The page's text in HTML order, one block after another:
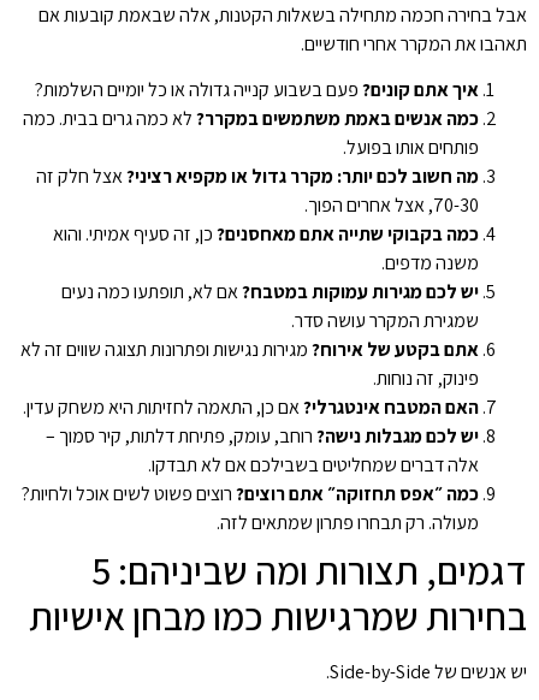
אבל בחירה חכמה מתחילה בשאלות הקטנות, אלה שבאמת קובעות אם
תאהבו את המקרר אחרי חודשיים.
איך אתם קונים?פעם בשבוע קנייה גדולה או כל יומיים השלמות?
כמה אנשים באמת משתמשים במקרר?לא כמה גרים בבית. כמה
פותחים אותו בפועל.
מה חשוב לכם יותר: מקרר גדול או מקפיא רציני?אצל חלק זה
70-30, אצל אחרים הפוך.
כמה בקבוקי שתייה אתם מאחסנים?כן, זה סעיף אמיתי. והוא
משנה מדפים.
יש לכם מגירות עמוקות במטבח?אם לא, תופתעו כמה נעים
שמגירת המקרר עושה סדר.
אתם בקטע של אירוח?מגירות נגישות ופתרונות תצוגה שווים זה לא
פינוק, זה נוחות.
האם המטבח אינטגרלי?אם כן, התאמה לחזיתות היא משחק עדין.
יש לכם מגבלות נישה?רוחב, עומק, פתיחת דלתות, קיר סמוך –
אלה דברים שמחליטים בשבילכם אם לא תבדקו.
כמה ״אפס תחזוקה״ אתם רוצים?רוצים פשוט לשים אוכל ולחיות?
מעולה. רק תבחרו פתרון שמתאים לזה.
דגמים, תצורות ומה שביניהם: 5
בחירות שמרגישות כמו מבחן אישיות
יש אנשים של Side-by-Side.